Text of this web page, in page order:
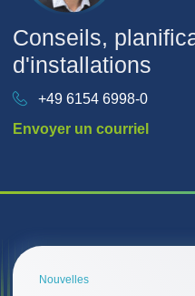
Conseils,
d'installations
+49 6154 6998-0
Envoyer un courriel
Nouvelles